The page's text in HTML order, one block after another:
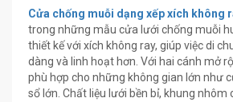
Cửa chống muỗi dạng xếp xích không
trong những mẫu cửa lưới chống muỗi
thiết kế với xích không ray, giúp việc di
dàng và linh hoạt hơn. Với hai cánh mở
phù hợp cho những không gian lớn như
sổ lớn. Chất liệu lưới bền bỉ, khung nhôm